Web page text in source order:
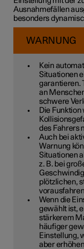
Ausnahmefällen
besonders
WARNUNG
Kein
Situationen
garantieren.
an
schwere
Die
des Fahrers
Auch bei
Warnung
Situationen
z. B. bei
plötzlichen,
Wenn die
gewählt ist,
stärkerem
häufiger
Einstellung,
aber